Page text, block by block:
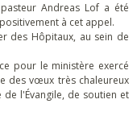
Andreas Lof a été
à cet appel.
des Hôpitaux, au sein de
pour le ministère exercé
des vœux très chaleureux
l'Évangile, de soutien et